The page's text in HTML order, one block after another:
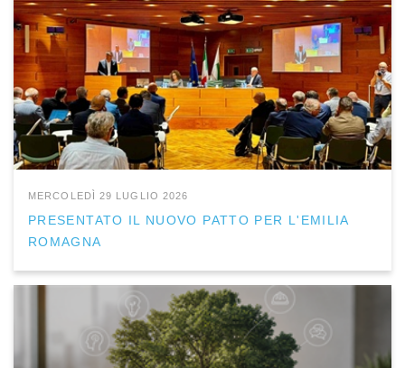
MERCOLEDÌ 29 LUGLIO 2026
PRESENTATO IL NUOVO PATTO PER L'EMILIA
ROMAGNA